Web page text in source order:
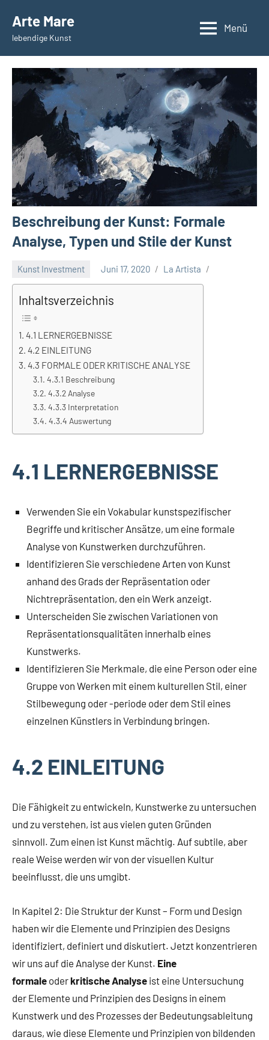
Inhalt
springen
Arte Mare
lebendige Kunst
Menü
Beschreibung der Kunst: Formale
Analyse, Typen und Stile der Kunst
Kunst Investment Juni 17, 2020 La Artista
Inhaltsverzeichnis
4.1 LERNERGEBNISSE
4.2 EINLEITUNG
4.3 FORMALE ODER KRITISCHE ANALYSE
4.3.1 Beschreibung
4.3.2 Analyse
4.3.3 Interpretation
4.3.4 Auswertung
4.1 LERNERGEBNISSE
Verwenden Sie ein Vokabular kunstspezifischer
Begriffe und kritischer Ansätze, um eine formale
Analyse von Kunstwerken durchzuführen.
Identifizieren Sie verschiedene Arten von Kunst
anhand des Grads der Repräsentation oder
Nichtrepräsentation, den ein Werk anzeigt.
Unterscheiden Sie zwischen Variationen von
Repräsentationsqualitäten innerhalb eines
Kunstwerks.
Identifizieren Sie Merkmale, die eine Person oder eine
Gruppe von Werken mit einem kulturellen Stil, einer
Stilbewegung oder -periode oder dem Stil eines
einzelnen Künstlers in Verbindung bringen.
4.2 EINLEITUNG
Die Fähigkeit zu entwickeln, Kunstwerke zu untersuchen
und zu verstehen, ist aus vielen guten Gründen
sinnvoll. Zum einen ist Kunst mächtig. Auf subtile, aber
reale Weise werden wir von der visuellen Kultur
beeinflusst, die uns umgibt.
In Kapitel 2: Die Struktur der Kunst – Form und Design
haben wir die Elemente und Prinzipien des Designs
identifiziert, definiert und diskutiert. Jetzt konzentrieren
wir uns auf die Analyse der Kunst. Eine
formale oderkritische Analyse ist eine Untersuchung
der Elemente und Prinzipien des Designs in einem
Kunstwerk und des Prozesses der Bedeutungsableitung
daraus, wie diese Elemente und Prinzipien von bildenden